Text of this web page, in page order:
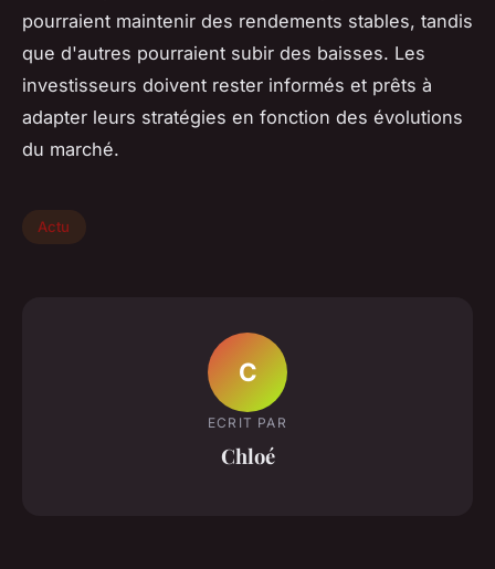
pourraient maintenir des rendements stables, tandis
que d'autres pourraient subir des baisses. Les
investisseurs doivent rester informés et prêts à
adapter leurs stratégies en fonction des évolutions
du marché.
Actu
C
ECRIT PAR
Chloé